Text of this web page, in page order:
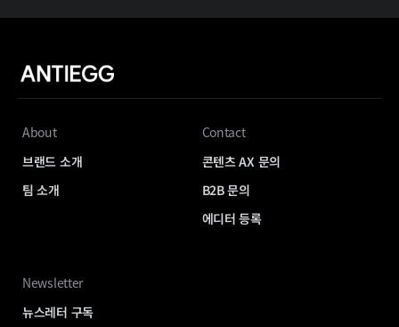
About
브랜드 소개
팀 소개
Contact
콘텐츠 AX 문의
B2B 문의
에디터 등록
Newsletter
뉴스레터 구독